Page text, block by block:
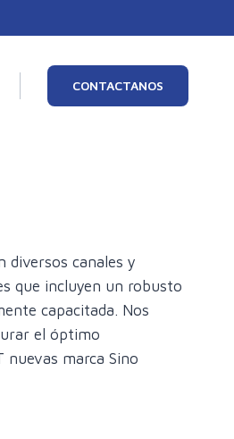
CONTACTANOS
diversos canales y
que incluyen un robusto
capacitada. Nos
el óptimo
marca Sino